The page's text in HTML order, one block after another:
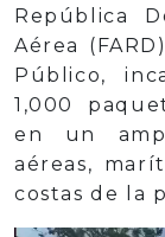
República
Aérea
Público,
1,000
en un
aéreas,
costas de la